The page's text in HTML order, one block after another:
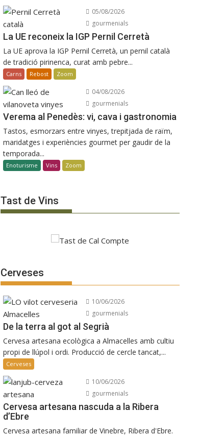
05/08/2026
gourmenials
La UE reconeix la IGP Pernil Cerretà
La UE aprova la IGP Pernil Cerretà, un pernil català
de tradició pirinenca, curat amb pebre...
Carns Rebost Zoom
04/08/2026
gourmenials
Verema al Penedès: vi, cava i gastronomia
Tastos, esmorzars entre vinyes, trepitjada de raïm,
maridatges i experiències gourmet per gaudir de la
temporada...
Enoturisme Vins Zoom
Tast de Vins
Cerveses
10/06/2026
gourmenials
De la terra al got al Segrià
Cervesa artesana ecològica a Almacelles amb cultiu
propi de llúpol i ordi. Producció de cercle tancat,...
Cerveses
10/06/2026
gourmenials
Cervesa artesana nascuda a la Ribera
d’Ebre
Cervesa artesana familiar de Vinebre, Ribera d'Ebre.